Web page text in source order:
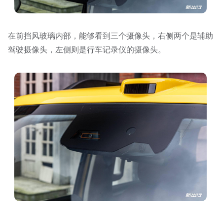
在前挡风玻璃内部，能够看到三个摄像头，右侧两个是辅助
驾驶摄像头，左侧则是行车记录仪的摄像头。